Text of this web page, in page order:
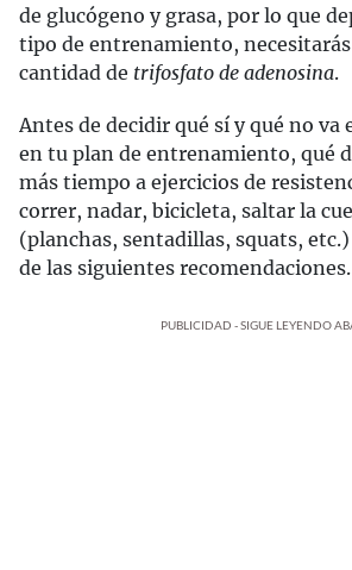
de glucógeno y grasa, por lo que
tipo de entrenamiento,
cantidad de trifosfato de adenosina.
Antes de decidir qué sí y qué no va
en tu plan de entrenamiento, qué
más tiempo a ejercicios de
correr, nadar, bicicleta, saltar la
(planchas, sentadillas, squats,
de las siguientes recomendaciones.
PUBLICIDAD - SIGUE LEYENDO